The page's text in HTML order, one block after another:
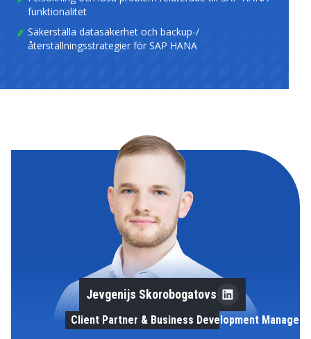
funktionalitet
Säkerställa datasäkerhet och backup-/
återställningsstrategier för SAP HANA
Jevgenijs Skorobogatovs
Client Partner & Business Development Manager